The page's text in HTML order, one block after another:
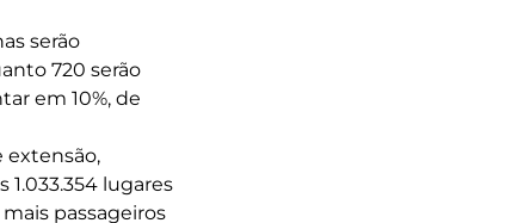
serão
720 serão
em 10%, de
extensão,
1.033.354 lugares
passageiros